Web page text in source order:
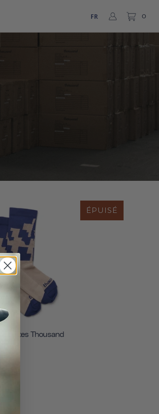
FR 0
ÉPUISÉ
Thousand